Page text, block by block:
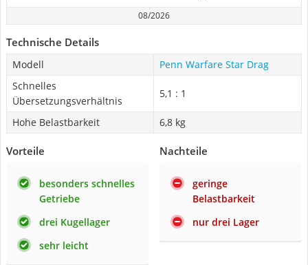
08/2026
Technische Details
Modell
Penn Warfare Star Drag
Schnelles
Übersetzungsverhältnis
5,1 : 1
Hohe Belastbarkeit 6,8 kg
Vorteile
besonders schnelles
Getriebe
drei Kugellager
sehr leicht
Nachteile
geringe
Belastbarkeit
nur drei Lager